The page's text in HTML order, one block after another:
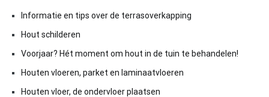
Informatie en tips over de terrasoverkapping
Hout schilderen
Voorjaar? Hét moment om hout in de tuin te behandelen!
Houten vloeren, parket en laminaatvloeren
Houten vloer, de ondervloer plaatsen